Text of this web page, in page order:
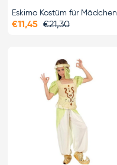
Eskimo Kostüm für Mädchen
€11,45 €21,30